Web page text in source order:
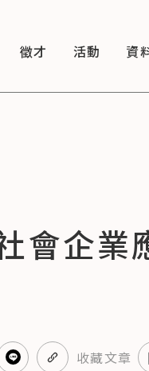
徵才 活動 資
會企
收藏文章